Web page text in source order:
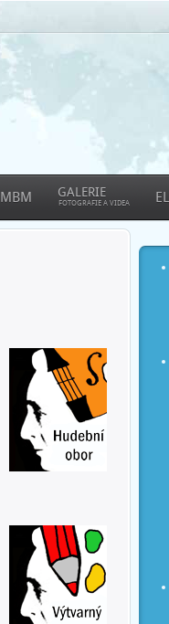
MBM GALERIE
FOTOGRAFIE A VIDEA